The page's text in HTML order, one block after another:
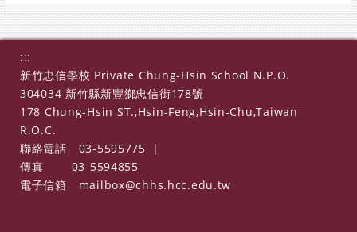
:::
新竹忠信學校 Private Chung-Hsin School N.P.O.
304034 新竹縣新豐鄉忠信街178號
178 Chung-Hsin ST.,Hsin-Feng,Hsin-Chu,Taiwan
R.O.C.
聯絡電話
03-5595775
|
傳真
03-5594855
電子信箱
mailbox@chhs.hcc.edu.tw